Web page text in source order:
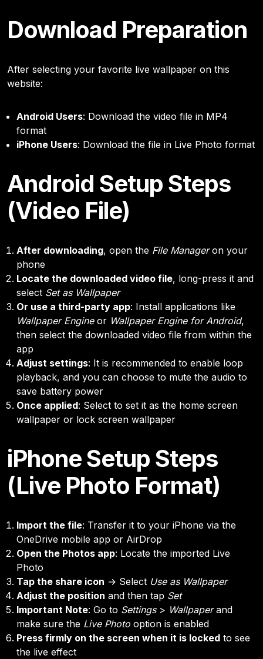
Download Preparation
After selecting your favorite live wallpaper on this
website:
Android Users: Download the video file in MP4
format
iPhone Users: Download the file in Live Photo format
Android Setup Steps
(Video File)
After downloading, open the File Manageron your
phone
Locate the downloaded video file, long-press it and
select Set as Wallpaper
Or use a third-party app: Install applications like
Wallpaper Engineor Wallpaper Engine for Android,
then select the downloaded video file from within the
app
Adjust settings: It is recommended to enable loop
playback, and you can choose to mute the audio to
save battery power
Once applied: Select to set it as the home screen
wallpaper or lock screen wallpaper
iPhone Setup Steps
(Live Photo Format)
Import the file: Transfer it to your iPhone via the
OneDrive mobile app or AirDrop
Open the Photos app: Locate the imported Live
Photo
Tap the share icon → Select Use as Wallpaper
Adjust the position and then tap Set
Important Note: Go to Settings> Wallpaperand
make sure the Live Photo option is enabled
Press firmly on the screen when it is locked to see
the live effect